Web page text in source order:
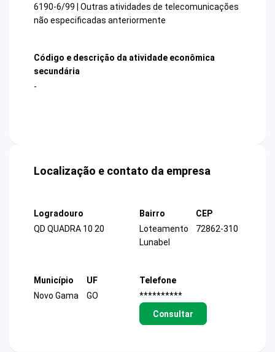
6190-6/99 | Outras atividades de telecomunicações
não especificadas anteriormente
Código e descrição da atividade econômica
secundária
-
Localização e contato da empresa
Logradouro
QD QUADRA 10 20
Bairro
Loteamento
Lunabel
CEP
72862-310
Município
Novo Gama
UF
GO
Telefone
**********
Consultar